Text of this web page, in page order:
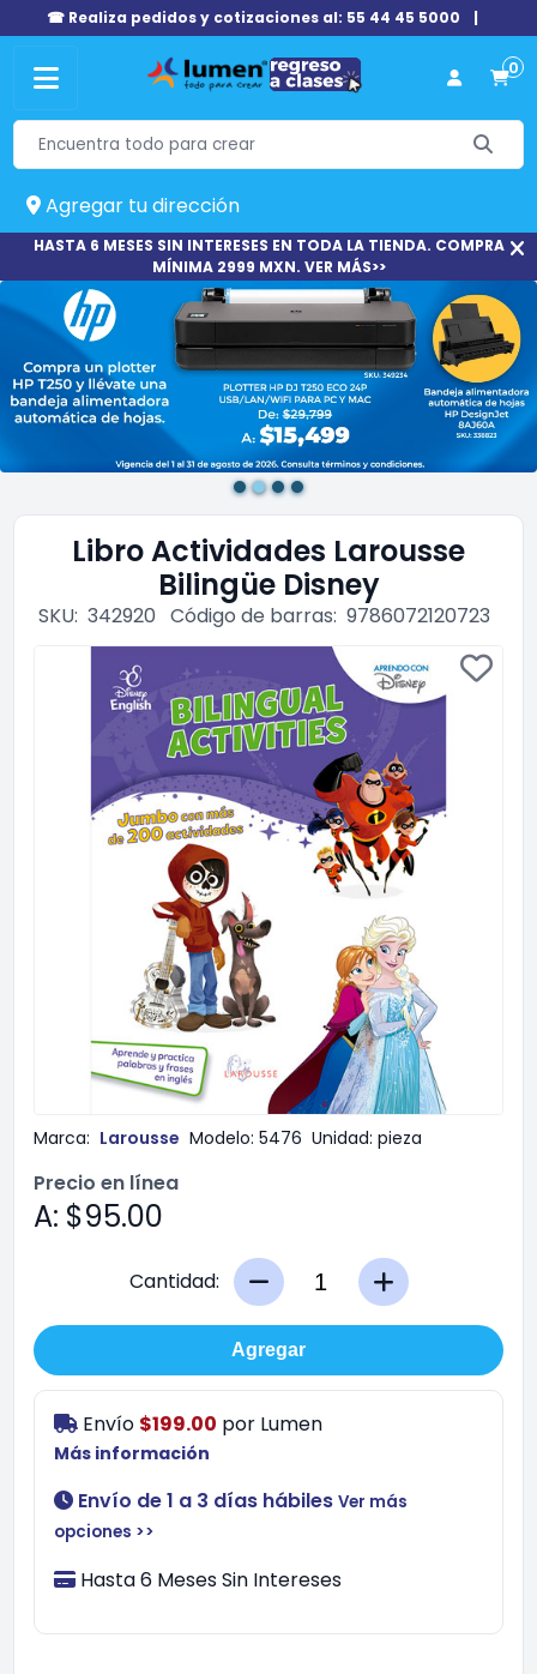
☎ Realiza pedidos y cotizaciones al: 55 44 45 5000 |
0
Agregar tu dirección
HASTA 6 MESES SIN INTERESES EN TODA LA TIENDA. COMPRA
MÍNIMA 2999 MXN. VER MÁS>>
Libro Actividades Larousse
Bilingüe Disney
SKU: 342920 Código de barras: 9786072120723
Marca: Larousse Modelo: 5476 Unidad: pieza
Precio en línea
A: $95.00
Cantidad:
Agregar
Envío $199.00 por Lumen
Más información
Envío de 1 a 3 días hábiles Ver más
opciones >>
Hasta 6 Meses Sin Intereses